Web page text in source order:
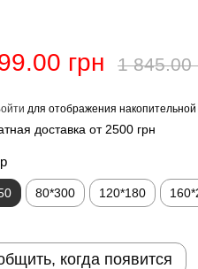
грн 1 845.00
для отображения накопительной
доставка от 2500 грн
80*300 120*180
когда появится